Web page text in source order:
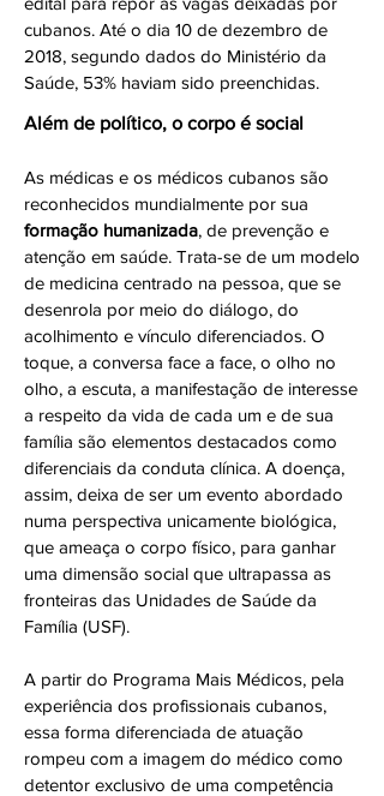
cubanos. Até o dia 10 de dezembro de
2018, segundo dados do Ministério da
Saúde, 53% haviam sido preenchidas.
Além de político, o corpo é social
As médicas e os médicos cubanos são
reconhecidos mundialmente por sua
formação humanizada, de prevenção e
atenção em saúde. Trata-se de um modelo
de medicina centrado na pessoa, que se
desenrola por meio do diálogo, do
acolhimento e vínculo diferenciados. O
toque, a conversa face a face, o olho no
olho, a escuta, a manifestação de interesse
a respeito da vida de cada um e de sua
família são elementos destacados como
diferenciais da conduta clínica. A doença,
assim, deixa de ser um evento abordado
numa perspectiva unicamente biológica,
que ameaça o corpo físico, para ganhar
uma dimensão social que ultrapassa as
fronteiras das Unidades de Saúde da
Família (USF).
A partir do Programa Mais Médicos, pela
experiência dos profissionais cubanos,
essa forma diferenciada de atuação
rompeu com a imagem do médico como
detentor exclusivo de uma competência